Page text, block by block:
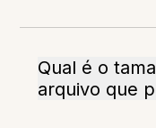
Qual é o
arquivo que